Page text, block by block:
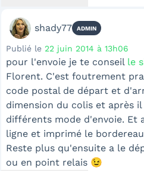
shady77 ADMIN
Publié le 22 juin 2014 à 13h06
pour l'envoie je te conseil le
Florent. C'est foutrement
code postal de départ et
dimension du colis et après
différents mode d'envoie. Et
ligne et imprimé le
Reste plus qu'ensuite a le
ou en point relais 😉